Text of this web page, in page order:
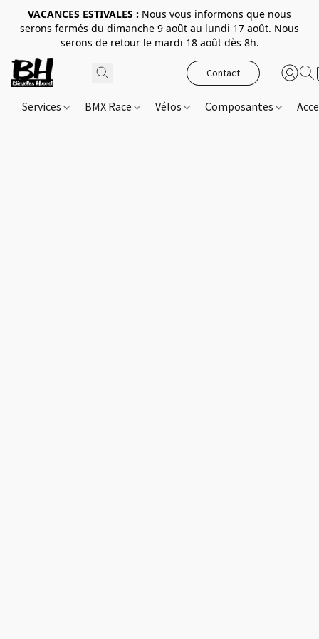
VACANCES ESTIVALES : Nous vous informons que nous
serons fermés du dimanche 9 août au lundi 17 août. Nous
serons de retour le mardi 18 août dès 8h.
Contact
Services BMX Race Vélos Composantes